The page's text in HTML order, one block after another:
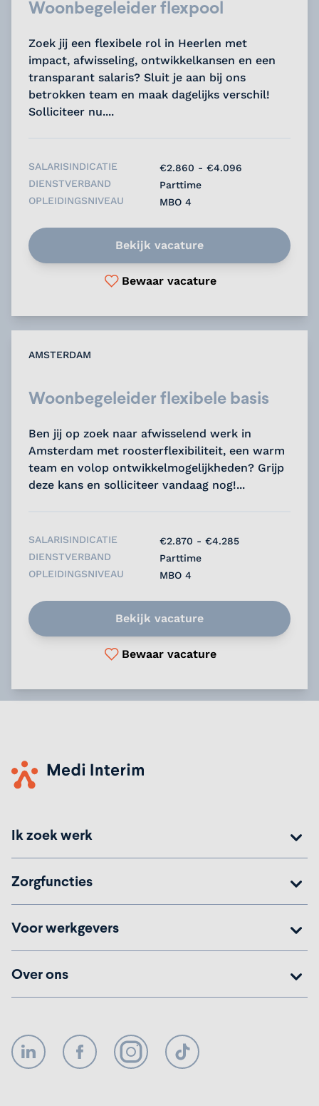
Woonbegeleider flexpool
Zoek jij een flexibele rol in Heerlen met
impact, afwisseling, ontwikkelkansen en een
transparant salaris? Sluit je aan bij ons
betrokken team en maak dagelijks verschil!
Solliciteer nu....
SALARISINDICATIE
€2.860 - €4.096
DIENSTVERBAND
Parttime
OPLEIDINGSNIVEAU
MBO 4
Bekijk vacature
Bewaar vacature
AMSTERDAM
Woonbegeleider flexibele basis
Ben jij op zoek naar afwisselend werk in
Amsterdam met roosterflexibiliteit, een warm
team en volop ontwikkelmogelijkheden? Grijp
deze kans en solliciteer vandaag nog!...
SALARISINDICATIE
€2.870 - €4.285
DIENSTVERBAND
Parttime
OPLEIDINGSNIVEAU
MBO 4
Bekijk vacature
Bewaar vacature
Ik zoek werk
Zorgfuncties
Voor werkgevers
Over ons
LinkedIn FacebookInstagramTikTok